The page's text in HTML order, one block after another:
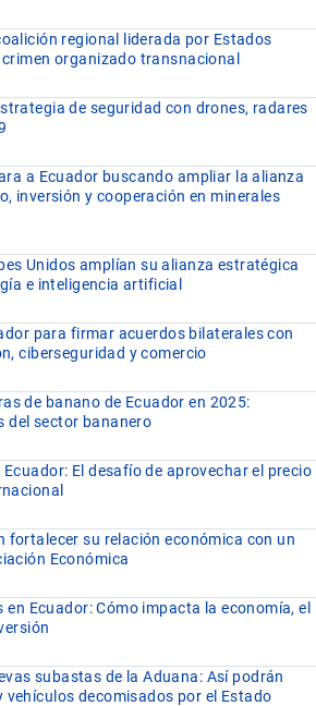
regional liderada por Estados
organizado transnacional
de seguridad con drones, radares
a Ecuador buscando ampliar la alianza
inversión y cooperación en minerales
Unidos amplían su alianza estratégica
e inteligencia artificial
para firmar acuerdos bilaterales con
ciberseguridad y comercio
de banano de Ecuador en 2025:
del sector bananero
El desafío de aprovechar el precio
fortalecer su relación económica con un
Económica
Ecuador: Cómo impacta la economía, el
subastas de la Aduana: Así podrán
decomisados por el Estado